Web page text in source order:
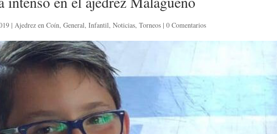
|Ajedrez en Coín,General,Infantil,Noticias,Torneos |0 Comentarios